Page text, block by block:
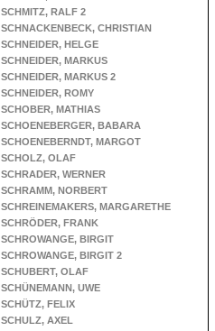
SCHMITZ, RALF 2
SCHNACKENBECK, CHRISTIAN
SCHNEIDER, HELGE
SCHNEIDER, MARKUS
SCHNEIDER, MARKUS 2
SCHNEIDER, ROMY
SCHOBER, MATHIAS
SCHOENEBERGER, BABARA
SCHOENEBERNDT, MARGOT
SCHOLZ, OLAF
SCHRADER, WERNER
SCHRAMM, NORBERT
SCHREINEMAKERS, MARGARETHE
SCHRÖDER, FRANK
SCHROWANGE, BIRGIT
SCHROWANGE, BIRGIT 2
SCHUBERT, OLAF
SCHÜNEMANN, UWE
SCHÜTZ, FELIX
SCHULZ, AXEL